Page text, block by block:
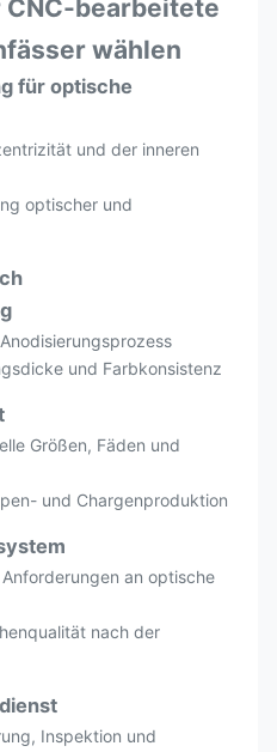
CNC-bearbeitete
wählen
für optische
und der inneren
optischer und
und Farbkonsistenz
Größen, Fäden und
und Chargenproduktion
an optische
nach der
Inspektion und